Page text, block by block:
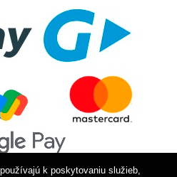
k poskytovaniu služieb,